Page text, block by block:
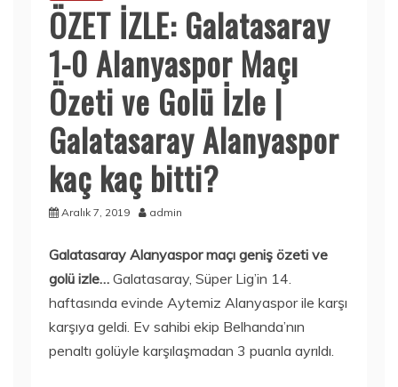
ÖZET İZLE: Galatasaray
1-0 Alanyaspor Maçı
Özeti ve Golü İzle |
Galatasaray Alanyaspor
kaç kaç bitti?
Aralık 7, 2019 admin
Galatasaray Alanyaspor maçı geniş özeti ve
golü izle… Galatasaray, Süper Lig’in 14.
haftasında evinde Aytemiz Alanyaspor ile karşı
karşıya geldi. Ev sahibi ekip Belhanda’nın
penaltı golüyle karşılaşmadan 3 puanla ayrıldı.